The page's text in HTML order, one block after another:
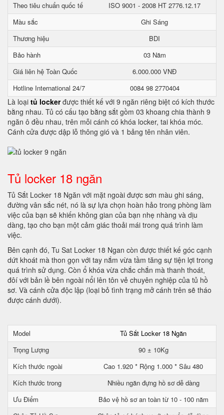
Theo tiêu chuẩn quốc tế
ISO 9001 - 2008 HT 2776.12.17
Màu sắc
Ghi Sáng
Thương hiệu
BDI
Bảo hành
03 Năm
Giá liên hệ Toàn Quốc
6.000.000 VNĐ
Hotline International 24/7
0084 98 2770404
Là loại tủ lockerđược thiết kế với 9 ngăn riêng biệt có kích thước
bằng nhau. Tủ có cấu tạo bằng sắt gồm 03 khoang chia thành 9
ngăn ô đều nhau, trên mỗi cánh có khóa locker, tai khóa móc.
Cánh cửa được dập lỗ thông gió và 1 bảng tên nhân viên.
Tủ locker 18 ngăn
Tủ Sắt Locker 18 Ngăn với mặt ngoài được sơn màu ghi sáng,
đường vân sắc nét, nó là sự lựa chọn hoàn hảo trong phòng làm
việc của bạn sẽ khiến không gian của bạn nhẹ nhàng và dịu
dàng, tạo cho bạn một cảm giác thoải mái trong quá trình làm
việc.
Bên cạnh đó, Tu Sat Locker 18 Ngan còn được thiết kế góc cạnh
dứt khoát mà thon gọn với tay nắm vừa tầm tăng sự tiện lợi trong
quá trình sử dụng. Còn ổ khóa vừa chắc chắn mà thanh thoát,
đôí với bản lề bên ngoài nổi lên tôn vẻ chuyên nghiệp của tủ hồ
sơ. Và cánh cửa độc lập (loại bỏ tình trạng mở cánh trên sẽ tháo
được cánh dưới).
Model
Tủ Sắt Locker 18 Ngăn
Trọng Lượng
90 ± 10Kg
Kích thước ngoài
Cao 1.920 * Rộng 1.000 * Sâu 480
Kích thước trong
Nhiều ngăn đựng hồ sơ dễ dàng
Ưu Điểm
Bảo vệ hồ sơ an toàn từ 10 - 100 năm